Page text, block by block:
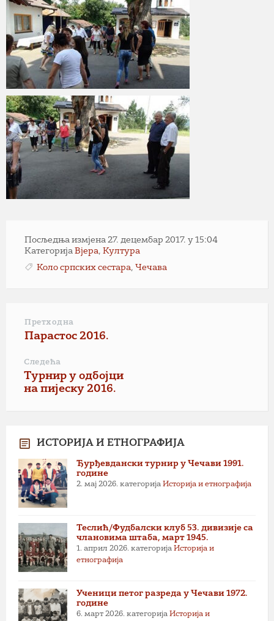
Посљедња измјена 27. децембар 2017. у 15:04
Категорија Вјера, Култура
Коло српских сестара, Чечава
Претходна
Парастос 2016.
Следећа
Турнир у одбојци
на пијеску 2016.
ИСТОРИЈА И ЕТНОГРАФИЈА
Ђурђевдански турнир у Чечави 1991.
године
2. мај 2026. категорија Историја и етнографија
Теслић/Фудбалски клуб 53. дивизије са
члановима штаба, март 1945.
1. април 2026. категорија Историја и
етнографија
Ученици петог разреда у Чечави 1972.
године
6. март 2026. категорија Историја и